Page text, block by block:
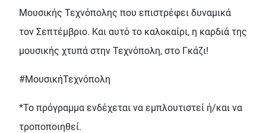
Μουσικής Τεχνόπολης που επιστρέφει δυναμικά
τον Σεπτέμβριο. Και αυτό το καλοκαίρι, η καρδιά της
μουσικής χτυπά στην Τεχνόπολη, στο Γκάζι!
#ΜουσικήΤεχνόπολη
*Το πρόγραμμα ενδέχεται να εμπλουτιστεί ή/και να
τροποποιηθεί.